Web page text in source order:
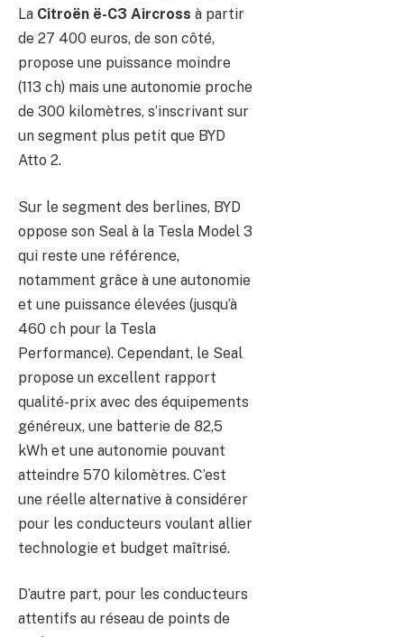
La Citroën ë-C3 Aircross à partir
de 27 400 euros, de son côté,
propose une puissance moindre
(113 ch) mais une autonomie proche
de 300 kilomètres, s’inscrivant sur
un segment plus petit que BYD
Atto 2.
Sur le segment des berlines, BYD
oppose son Seal à la Tesla Model 3
qui reste une référence,
notamment grâce à une autonomie
et une puissance élevées (jusqu’à
460 ch pour la Tesla
Performance). Cependant, le Seal
propose un excellent rapport
qualité-prix avec des équipements
généreux, une batterie de 82,5
kWh et une autonomie pouvant
atteindre 570 kilomètres. C’est
une réelle alternative à considérer
pour les conducteurs voulant allier
technologie et budget maîtrisé.
D’autre part, pour les conducteurs
attentifs au réseau de points de